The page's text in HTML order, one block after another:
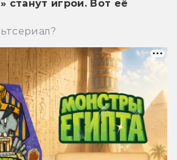
станут игрой. Вот её